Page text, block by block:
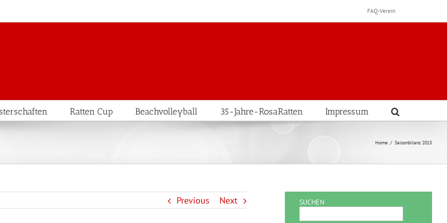
FAQ-Verein
Ratten Cup Beachvolleyball 35-Jahre-RosaRatten Impressum
Home / Saisonbilanz 2015
Previous Next SUCHEN